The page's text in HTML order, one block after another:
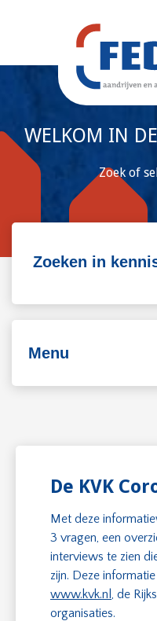
WELKOM IN
Zoek of
Menu
Personeel
Duurzaam
Internationaal
De KVK
Met deze
3 vragen, een
interviews te zien
zijn. Deze
www.kvk.nl
, de
organisaties.